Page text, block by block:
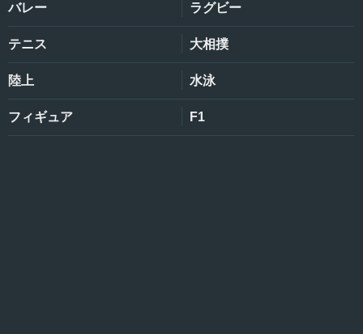
バレー ラグビー
テニス 大相撲
陸上 水泳
フィギュア F1